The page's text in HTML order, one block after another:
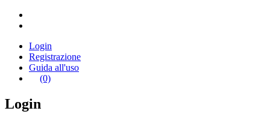
Login
Registrazione
Guida all'uso
(0)
Login